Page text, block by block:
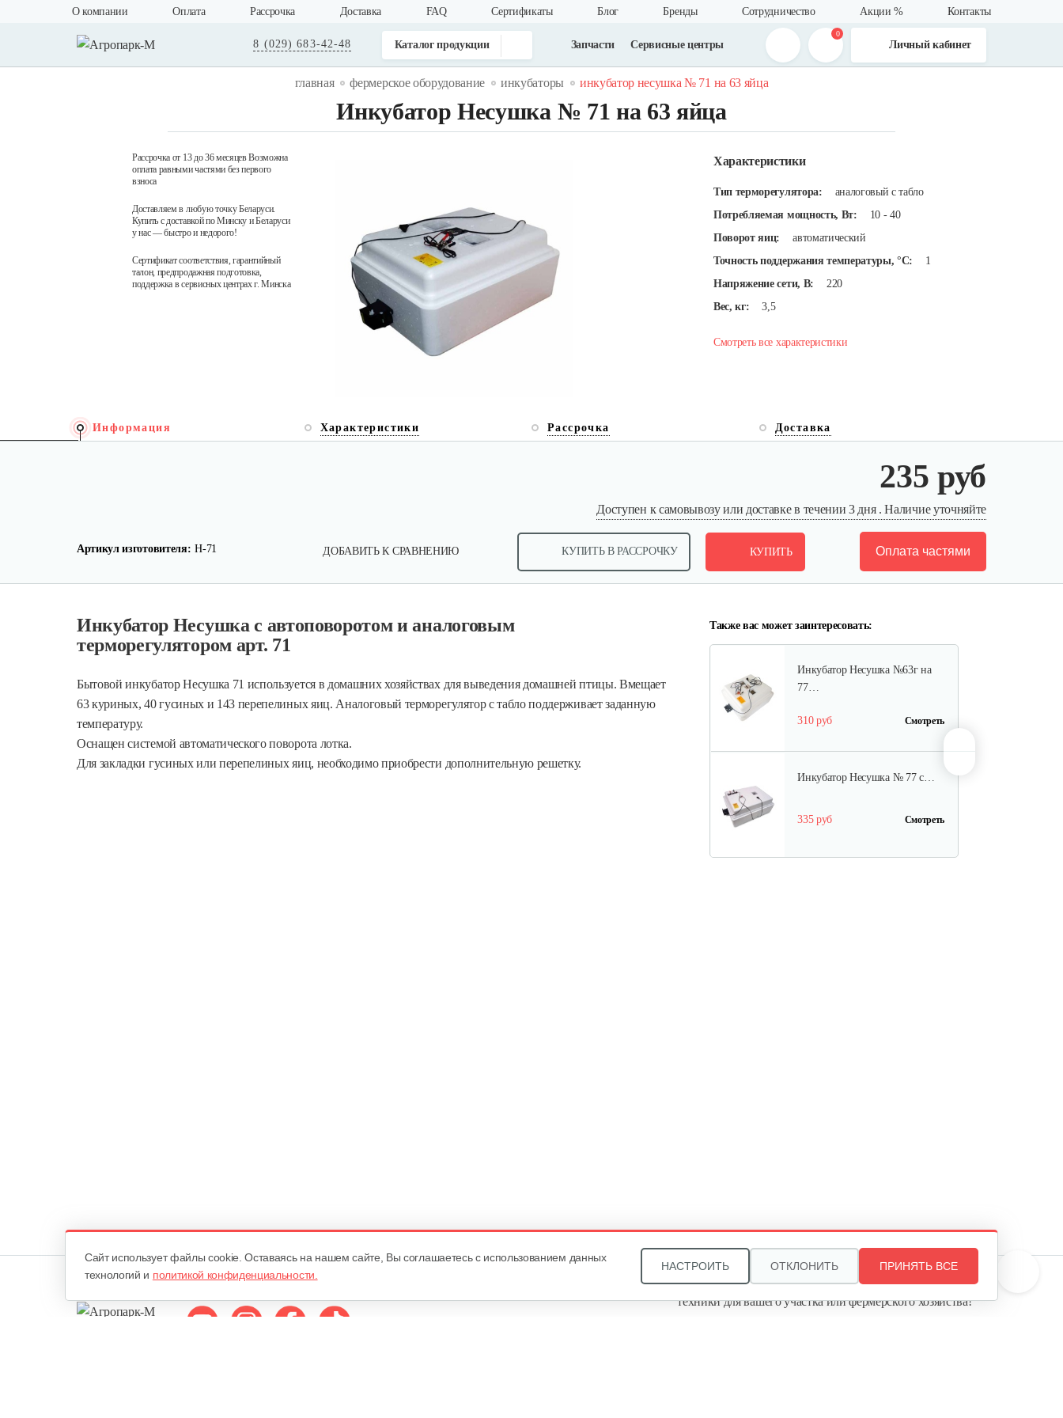
О компании Оплата Рассрочка Доставка FAQ Cертификаты Блог Бренды Сотрудничество Акции % Контакты
8 (029) 683-42-48 Каталог продукции Запчасти Сервисные центры
0
Личный кабинет
главная фермерское оборудование инкубаторы инкубатор несушка № 71 на 63 яйца
Инкубатор Несушка № 71 на 63 яйца
Рассрочка от 13 до 36 месяцев Возможна
оплата равными частями без первого
взноса
Доставляем в любую точку Беларуси.
Купить с доставкой по Минску и Беларуси
у нас — быстро и недорого!
Сертификат соответствия, гарантийный
талон, предпродажная подготовка,
поддержка в сервисных центрах г. Минска
Характеристики
Тип терморегулятора:
аналоговый с табло
Потребляемая мощность, Вт:
10 - 40
Поворот яиц:
автоматический
Точность поддержания температуры, °C:
1
Напряжение сети, В:
220
Вес, кг:
3,5
Смотреть все характеристики
Информация Характеристики Рассрочка Доставка
235 руб
Доступен к самовывозу или доставке в течении 3 дня . Наличие уточняйте
Артикул изготовителя: Н-71 ДОБАВИТЬ К СРАВНЕНИЮ КУПИТЬ В РАССРОЧКУ КУПИТЬ Оплата частями
Инкубатор Несушка с автоповоротом и аналоговым
терморегулятором арт. 71
Бытовой инкубатор Несушка 71 используется в домашних хозяйствах для выведения домашней птицы. Вмещает
63 куриных, 40 гусиных и 143 перепелиных яиц. Аналоговый терморегулятор с табло поддерживает заданную
температуру.
Оснащен системой автоматического поворота лотка.
Для закладки гусиных или перепелиных яиц, необходимо приобрести дополнительную решетку.
Также вас может заинтересовать:
305 руб Смотреть
Инкубатор Несушка №63г на
77…
310 руб Смотреть
Инкубатор Несушка № 77 с…
335 руб Смотреть
Звоните, и мы поможем подобрать идеальный вариант
техники для вашего участка или фермерского хозяйства!
Cайт использует файлы cookie. Оставаясь на нашем сайте, Вы соглашаетесь с использованием данных
технологий и политикой конфиденциальности.
НАСТРОИТЬ ОТКЛОНИТЬ ПРИНЯТЬ ВСЕ